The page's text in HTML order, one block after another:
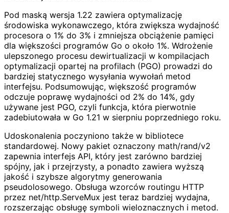
Pod maską wersja 1.22 zawiera optymalizację
środowiska wykonawczego, która zwiększa wydajność
procesora o 1% do 3% i zmniejsza obciążenie pamięci
dla większości programów Go o około 1%. Wdrożenie
ulepszonego procesu dewirtualizacji w kompilacjach
optymalizacji opartej na profilach (PGO) prowadzi do
bardziej statycznego wysyłania wywołań metod
interfejsu. Podsumowując, większość programów
odczuje poprawę wydajności od 2% do 14%, gdy
używane jest PGO, czyli funkcja, która pierwotnie
zadebiutowała w Go 1.21 w sierpniu poprzedniego roku.
Udoskonalenia poczyniono także w bibliotece
standardowej. Nowy pakiet oznaczony math/rand/v2
zapewnia interfejs API, który jest zarówno bardziej
spójny, jak i przejrzysty, a ponadto zawiera wyższą
jakość i szybsze algorytmy generowania
pseudolosowego. Obsługa wzorców routingu HTTP
przez net/http.ServeMux jest teraz bardziej wydajna,
rozszerzając obsługę symboli wieloznacznych i metod.